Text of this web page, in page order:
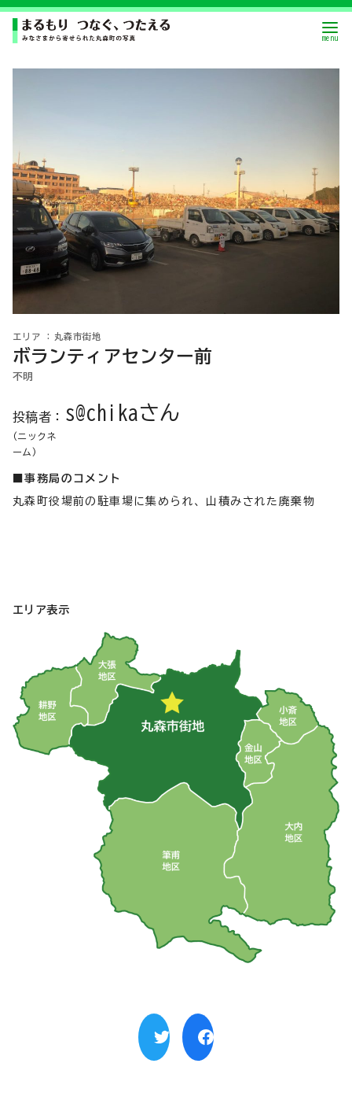
ボランティアセンター前
丸森市街地
不明
投稿者： s@chikaさん
(ニックネ
ーム)
■事務局のコメント
丸森町役場前の駐車場に集められ、山積みされた廃棄物
エリア表示